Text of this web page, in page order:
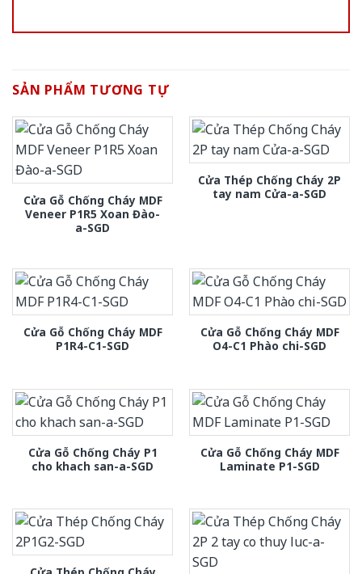
SẢN PHẨM TƯƠNG TỰ
Cửa Gỗ Chống Cháy MDF
Veneer P1R5 Xoan Đào-
a-SGD
Cửa Thép Chống Cháy 2P
tay nam Cửa-a-SGD
Cửa Gỗ Chống Cháy MDF
P1R4-C1-SGD
Cửa Gỗ Chống Cháy MDF
O4-C1 Phào chi-SGD
Cửa Gỗ Chống Cháy P1
cho khach san-a-SGD
Cửa Gỗ Chống Cháy MDF
Laminate P1-SGD